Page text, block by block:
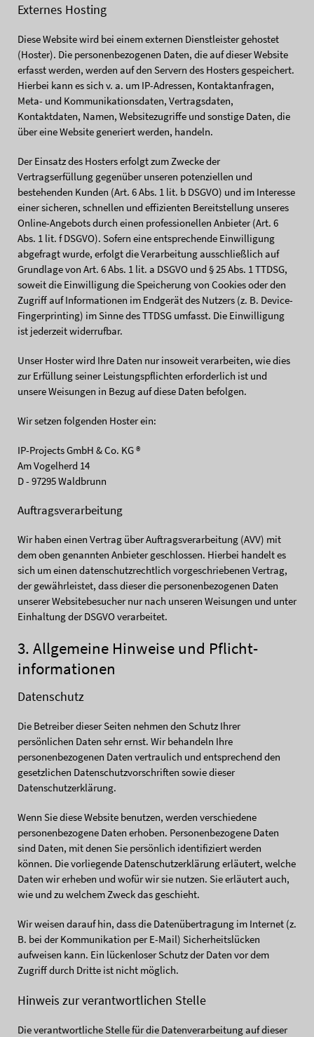
Externes Hosting
Diese Website wird bei einem externen Dienstleister gehostet
(Hoster). Die personenbezogenen Daten, die auf dieser Website
erfasst werden, werden auf den Servern des Hosters gespeichert.
Hierbei kann es sich v. a. um IP-Adressen, Kontaktanfragen,
Meta- und Kommunikationsdaten, Vertragsdaten,
Kontaktdaten, Namen, Websitezugriffe und sonstige Daten, die
über eine Website generiert werden, handeln.
Der Einsatz des Hosters erfolgt zum Zwecke der
Vertragserfüllung gegenüber unseren potenziellen und
bestehenden Kunden (Art. 6 Abs. 1 lit. b DSGVO) und im Interesse
einer sicheren, schnellen und effizienten Bereitstellung unseres
Online-Angebots durch einen professionellen Anbieter (Art. 6
Abs. 1 lit. f DSGVO). Sofern eine entsprechende Einwilligung
abgefragt wurde, erfolgt die Verarbeitung ausschließlich auf
Grundlage von Art. 6 Abs. 1 lit. a DSGVO und § 25 Abs. 1 TTDSG,
soweit die Einwilligung die Speicherung von Cookies oder den
Zugriff auf Informationen im Endgerät des Nutzers (z. B. Device-
Fingerprinting) im Sinne des TTDSG umfasst. Die Einwilligung
ist jederzeit widerrufbar.
Unser Hoster wird Ihre Daten nur insoweit verarbeiten, wie dies
zur Erfüllung seiner Leistungspflichten erforderlich ist und
unsere Weisungen in Bezug auf diese Daten befolgen.
Wir setzen folgenden Hoster ein:
IP-Projects GmbH & Co. KG ®
Am Vogelherd 14
D - 97295 Waldbrunn
Auftragsverarbeitung
Wir haben einen Vertrag über Auftragsverarbeitung (AVV) mit
dem oben genannten Anbieter geschlossen. Hierbei handelt es
sich um einen datenschutzrechtlich vorgeschriebenen Vertrag,
der gewährleistet, dass dieser die personenbezogenen Daten
unserer Websitebesucher nur nach unseren Weisungen und unter
Einhaltung der DSGVO verarbeitet.
3. Allgemeine Hinweise und Pflicht­
informationen
Datenschutz
Die Betreiber dieser Seiten nehmen den Schutz Ihrer
persönlichen Daten sehr ernst. Wir behandeln Ihre
personenbezogenen Daten vertraulich und entsprechend den
gesetzlichen Datenschutzvorschriften sowie dieser
Datenschutzerklärung.
Wenn Sie diese Website benutzen, werden verschiedene
personenbezogene Daten erhoben. Personenbezogene Daten
sind Daten, mit denen Sie persönlich identifiziert werden
können. Die vorliegende Datenschutzerklärung erläutert, welche
Daten wir erheben und wofür wir sie nutzen. Sie erläutert auch,
wie und zu welchem Zweck das geschieht.
Wir weisen darauf hin, dass die Datenübertragung im Internet (z.
B. bei der Kommunikation per E-Mail) Sicherheitslücken
aufweisen kann. Ein lückenloser Schutz der Daten vor dem
Zugriff durch Dritte ist nicht möglich.
Hinweis zur verantwortlichen Stelle
Die verantwortliche Stelle für die Datenverarbeitung auf dieser